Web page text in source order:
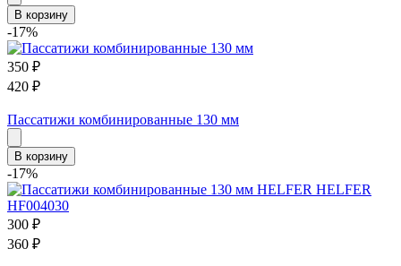
В корзину
-17%
350 ₽
420 ₽
Пассатижи комбинированные 130 мм
В корзину
-17%
300 ₽
360 ₽